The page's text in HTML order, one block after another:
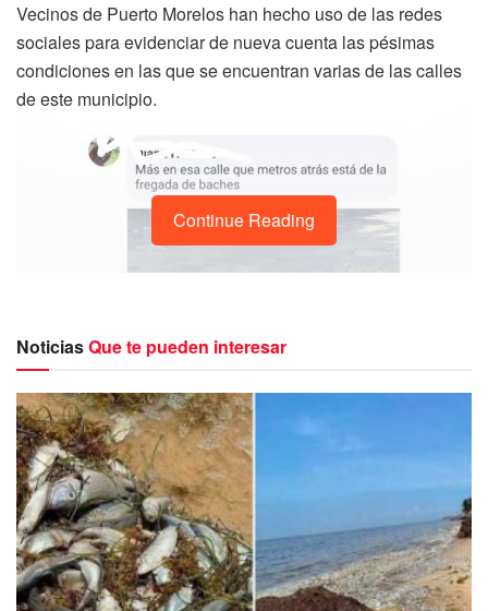
Vecinos de Puerto Morelos han hecho uso de las redes
sociales para evidenciar de nueva cuenta las pésimas
condiciones en las que se encuentran varias de las calles
de este municipio.
Algunos usuarios, recurrieron a sus redes sociales en días
pasados para hacer un llamado a la administración que
encabeza la presidenta municipal Blanca Merari Tziu, por
la colocación de supuestos topes “mal hechos” dijeron los
automovilistas.
En esta ocasión los conductores aseguraron que ya era
Continue Reading
NoticiasQue te pueden interesar